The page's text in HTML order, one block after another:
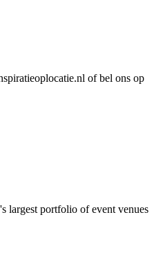
of bel ons op
largest portfolio of event venues